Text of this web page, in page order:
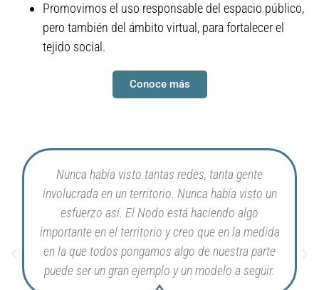
Promovimos el uso responsable del espacio público,
pero también del ámbito virtual, para fortalecer el
tejido social.
Conoce más
Nunca había visto tantas redes, tanta gente
involucrada en un territorio. Nunca había visto un
esfuerzo así. El Nodo está haciendo algo
importante en el territorio y creo que en la medida
en la que todos pongamos algo de nuestra parte
puede ser un gran ejemplo y un modelo a seguir.